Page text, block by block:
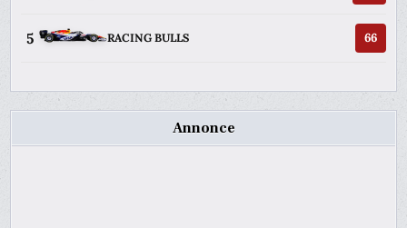
5 RACING BULLS 66
Annonce